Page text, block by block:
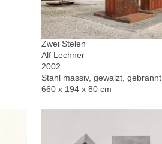
Zwei Stelen
Alf Lechner
2002
Stahl massiv, gewalzt, gebrannt
660 x 194 x 80 cm